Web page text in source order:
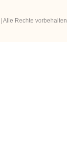
Alle Rechte vorbehalten